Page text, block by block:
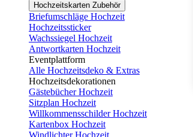
Hochzeitskarten Zubehör
Briefumschläge Hochzeit
Hochzeitssticker
Wachssiegel Hochzeit
Antwortkarten Hochzeit
Eventplattform
Alle Hochzeitsdeko & Extras
Hochzeitsdekorationen
Gästebücher Hochzeit
Sitzplan Hochzeit
Willkommensschilder Hochzeit
Kartenbox Hochzeit
Windlichter Hochzeit